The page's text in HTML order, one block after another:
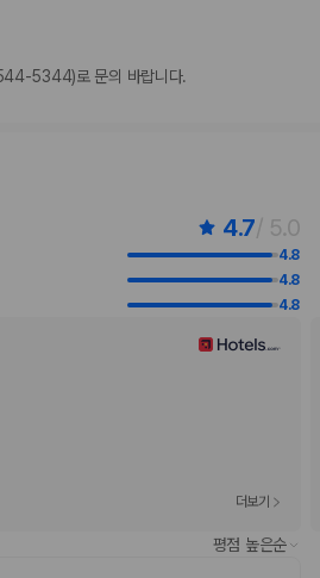
이용할 수 있는지 확인하시기 바랍니다.
규범은 국가 및 숙박 시설에 따라 다를 수 있
시설에서 제공했습니다.
화요일에 운영하지 않습니다(일정은 변경될
박할 수 있습니다.
시 현금 없이 결제 가능 등의 조치를 시행 중
85000, 어린이 KRW 40000(대략적인
준, KRW 48400.0
목이 있을 수 있습니다. 요금 및 보증금은 세전
5344)로 문의 바랍니다.
4.7/ 5.0
4.8
4.8
4.8
더보기
평점 높은순